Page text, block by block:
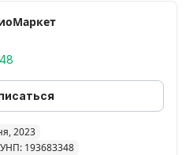
биотуалет LUPMEX –это
современный дизайн,
и долгий срок
биотуалет LUPMEX
«цена –
дачи
и
2023
УНП: 193683348